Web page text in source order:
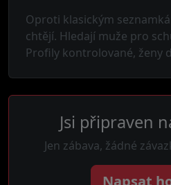
Oproti klasickým
chtějí. Hledají muže pro
Profily kontrolované, ženy
Jsi připraven
Jen zábava, žádné
Napsat